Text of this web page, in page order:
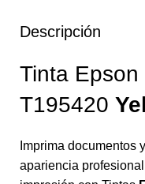
Descripción
Tinta Epson
T195420
Imprima documentos
apariencia